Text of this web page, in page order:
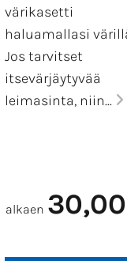
värikasetti
haluamallasi
Jos tarvitset
itsevärjäytyvää
leimasinta, niin...
alkaen